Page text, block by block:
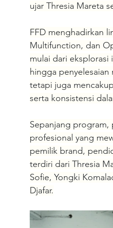
ujar Thresia Mareta
FFD menghadirkan
Multifunction, dan
mulai dari eksplorasi
hingga penyelesaian
tetapi juga
serta konsistensi
Sepanjang program,
profesional yang
pemilik brand,
terdiri dari Thresia
Sofie, Yongki
Djafar.